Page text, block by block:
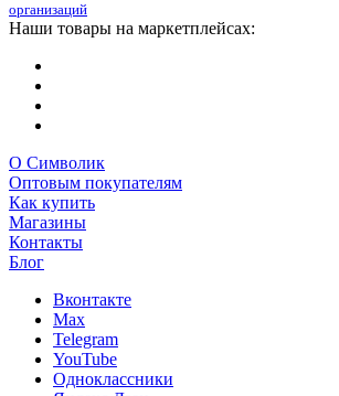
организаций
Наши товары на маркетплейсах:
О Символик
Оптовым покупателям
Как купить
Магазины
Контакты
Блог
Вконтакте
Max
Telegram
YouTube
Одноклассники